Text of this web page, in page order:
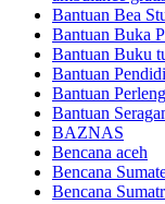
Bantuan Bea
Bantuan Buka
Bantuan Buku
Bantuan
Bantuan
Bantuan
BAZNAS
Bencana aceh
Bencana
Bencana